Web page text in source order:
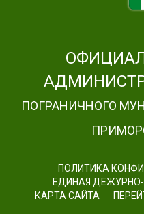
ПОГРАНИЧНОГО
ПОЛИТИКА
ЕДИНАЯ
КАРТА САЙТА